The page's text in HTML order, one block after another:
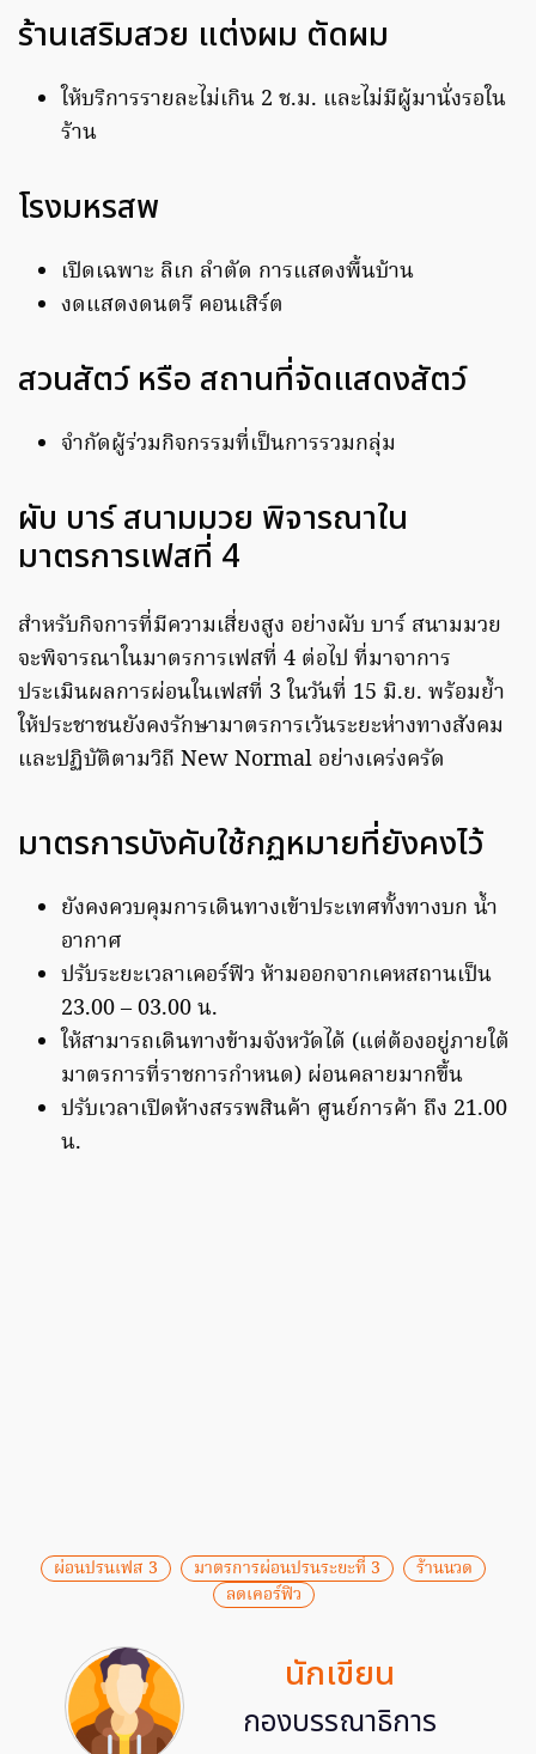
ร้านเสริมสวย แต่งผม ตัดผม
ให้บริการรายละไม่เกิน 2 ช.ม. และไม่มีผู้มานั่งรอใน
ร้าน
โรงมหรสพ
เปิดเฉพาะ ลิเก ลำตัด การแสดงพื้นบ้าน
งดแสดงดนตรี คอนเสิร์ต
สวนสัตว์ หรือ สถานที่จัดแสดงสัตว์
จำกัดผู้ร่วมกิจกรรมที่เป็นการรวมกลุ่ม
ผับ บาร์ สนามมวย พิจารณาใน
มาตรการเฟสที่ 4
สำหรับกิจการที่มีความเสี่ยงสูง อย่างผับ บาร์ สนามมวย
จะพิจารณาในมาตรการเฟสที่ 4 ต่อไป ที่มาจาการ
ประเมินผลการผ่อนในเฟสที่ 3 ในวันที่ 15 มิ.ย. พร้อมย้ำ
ให้ประชาชนยังคงรักษามาตรการเว้นระยะห่างทางสังคม
และปฏิบัติตามวิถี New Normal อย่างเคร่งครัด
มาตรการบังคับใช้กฏหมายที่ยังคงไว้
ยังคงควบคุมการเดินทางเข้าประเทศทั้งทางบก น้ำ
อากาศ
ปรับระยะเวลาเคอร์ฟิว ห้ามออกจากเคหสถานเป็น
23.00 – 03.00 น.
ให้สามารถเดินทางข้ามจังหวัดได้ (แต่ต้องอยู่ภายใต้
มาตรการที่ราชการกำหนด) ผ่อนคลายมากขึ้น
ปรับเวลาเปิดห้างสรรพสินค้า ศูนย์การค้า ถึง 21.00
น.
ผ่อนปรนเฟส 3 มาตรการผ่อนปรนระยะที่ 3
ร้านนวด
ลดเคอร์ฟิว
นักเขียน
กองบรรณาธิการ